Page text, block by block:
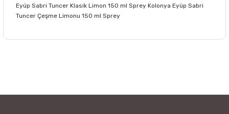
Eyüp Sabri Tuncer Klasik Limon 150 ml Sprey Kolonya Eyüp Sabri
Tuncer Çeşme Limonu 150 ml Sprey